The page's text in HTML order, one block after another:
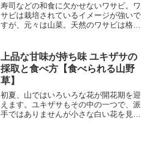
寿司などの和食に欠かせないワサビ。ワ
サビは栽培されているイメージが強いで
すが、元々は山菜。天然のワサビは格段
いて調べたことをまとめました。ワサビ
の基本情報 ワサビ（山葵...
上品な甘味が持ち味 ユキザサの
採取と食べ方【食べられる山野
草】
初夏、山ではいろいろな花が開花期を迎
えます。ユキザサもその中の一つで、派
手ではありませんが小さな白い花を見る